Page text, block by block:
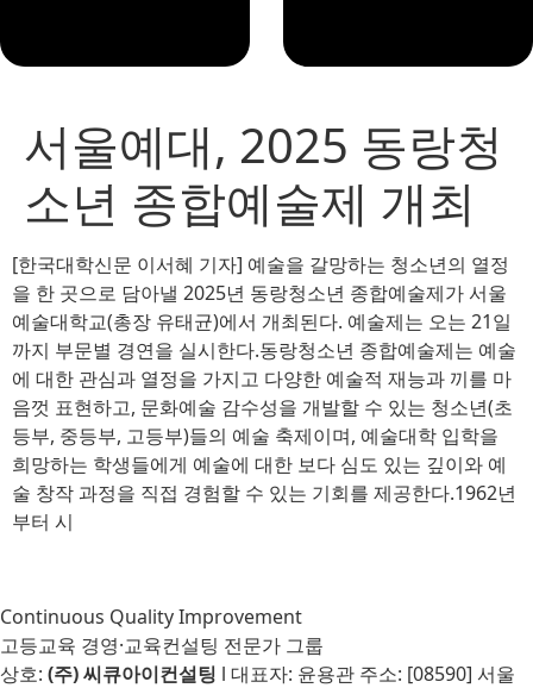
서울예대, 2025 동랑청
소년 종합예술제 개최
[한국대학신문 이서혜 기자] 예술을 갈망하는 청소년의 열정
을 한 곳으로 담아낼 2025년 동랑청소년 종합예술제가 서울
예술대학교(총장 유태균)에서 개최된다. 예술제는 오는 21일
까지 부문별 경연을 실시한다.동랑청소년 종합예술제는 예술
에 대한 관심과 열정을 가지고 다양한 예술적 재능과 끼를 마
음껏 표현하고, 문화예술 감수성을 개발할 수 있는 청소년(초
등부, 중등부, 고등부)들의 예술 축제이며, 예술대학 입학을
희망하는 학생들에게 예술에 대한 보다 심도 있는 깊이와 예
술 창작 과정을 직접 경험할 수 있는 기회를 제공한다.1962년
부터 시
Continuous Quality Improvement
고등교육 경영·교육컨설팅 전문가 그룹
상호: (주) 씨큐아이컨설팅 l 대표자: 윤용관 주소: [08590] 서울